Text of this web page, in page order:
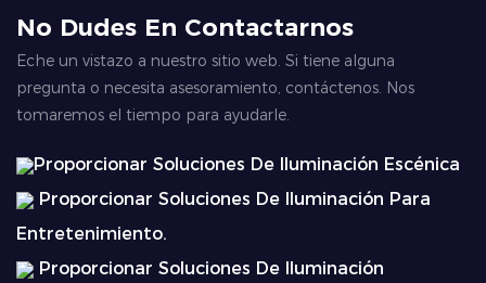
No Dudes En Contactarnos
Eche un vistazo a nuestro sitio web. Si tiene alguna
pregunta o necesita asesoramiento, contáctenos. Nos
tomaremos el tiempo para ayudarle.
Proporcionar Soluciones De Iluminación Escénica
Proporcionar Soluciones De Iluminación Para
Entretenimiento.
Proporcionar Soluciones De Iluminación